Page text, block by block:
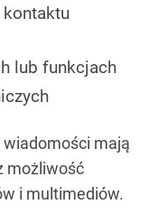
lub funkcjach
mają
możliwość
i multimediów.